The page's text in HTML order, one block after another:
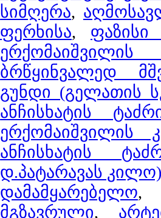
სიმღერა,
ფერხისა,
ბრწყინვალედ
გუნდი (გელათის
ანჩისხატის
ანჩისხატის
დ.პატარავას
დამამყარებელო
მგზავრული,